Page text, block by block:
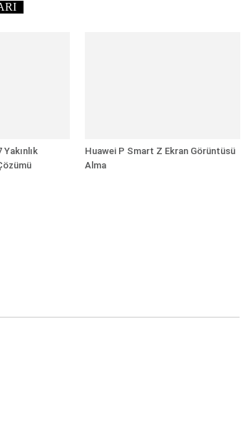
Huawei P Smart Z Ekran Görüntüsü
Alma